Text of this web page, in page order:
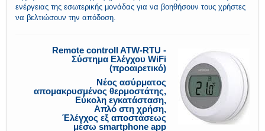
ενέργειας της εσωτερικής μονάδας για να βοηθήσουν τους χρήστες
να βελτιώσουν την απόδοση.
Remote controll ATW-RTU -
Σύστημα Ελέγχου WiFi
(προαιρετικό)
Nέος ασύρματος
απομακρυσμένος θερμοστάτης,
Εύκολη εγκατάσταση,
Απλό στη χρήση,
Έλέγχος εξ αποστάσεως
μέσω smartphone app